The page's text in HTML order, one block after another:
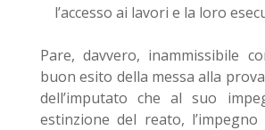
l’accesso ai lavori e la loro
Pare, davvero, inammissibile
buon esito della messa alla
dell’imputato che al suo
estinzione del reato,